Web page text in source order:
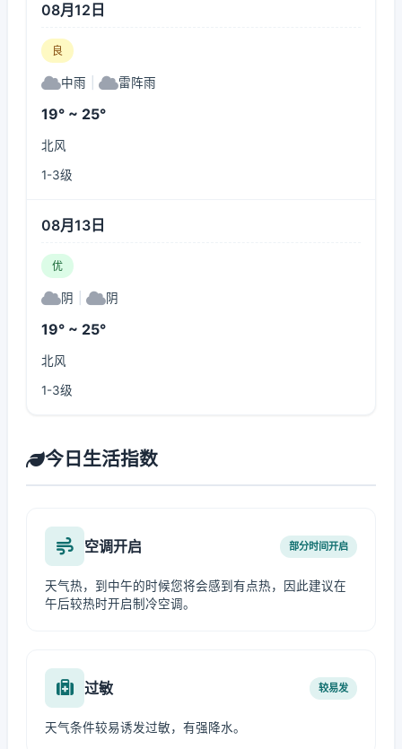
08月12日
良
中雨 雷阵雨
19° ~ 25°
北风
1-3级
08月13日
优
阴 阴
19° ~ 25°
北风
1-3级
今日生活指数
空调开启 部分时间开启
天气热，到中午的时候您将会感到有点热，因此建议在
午后较热时开启制冷空调。
过敏 较易发
天气条件较易诱发过敏，有强降水。